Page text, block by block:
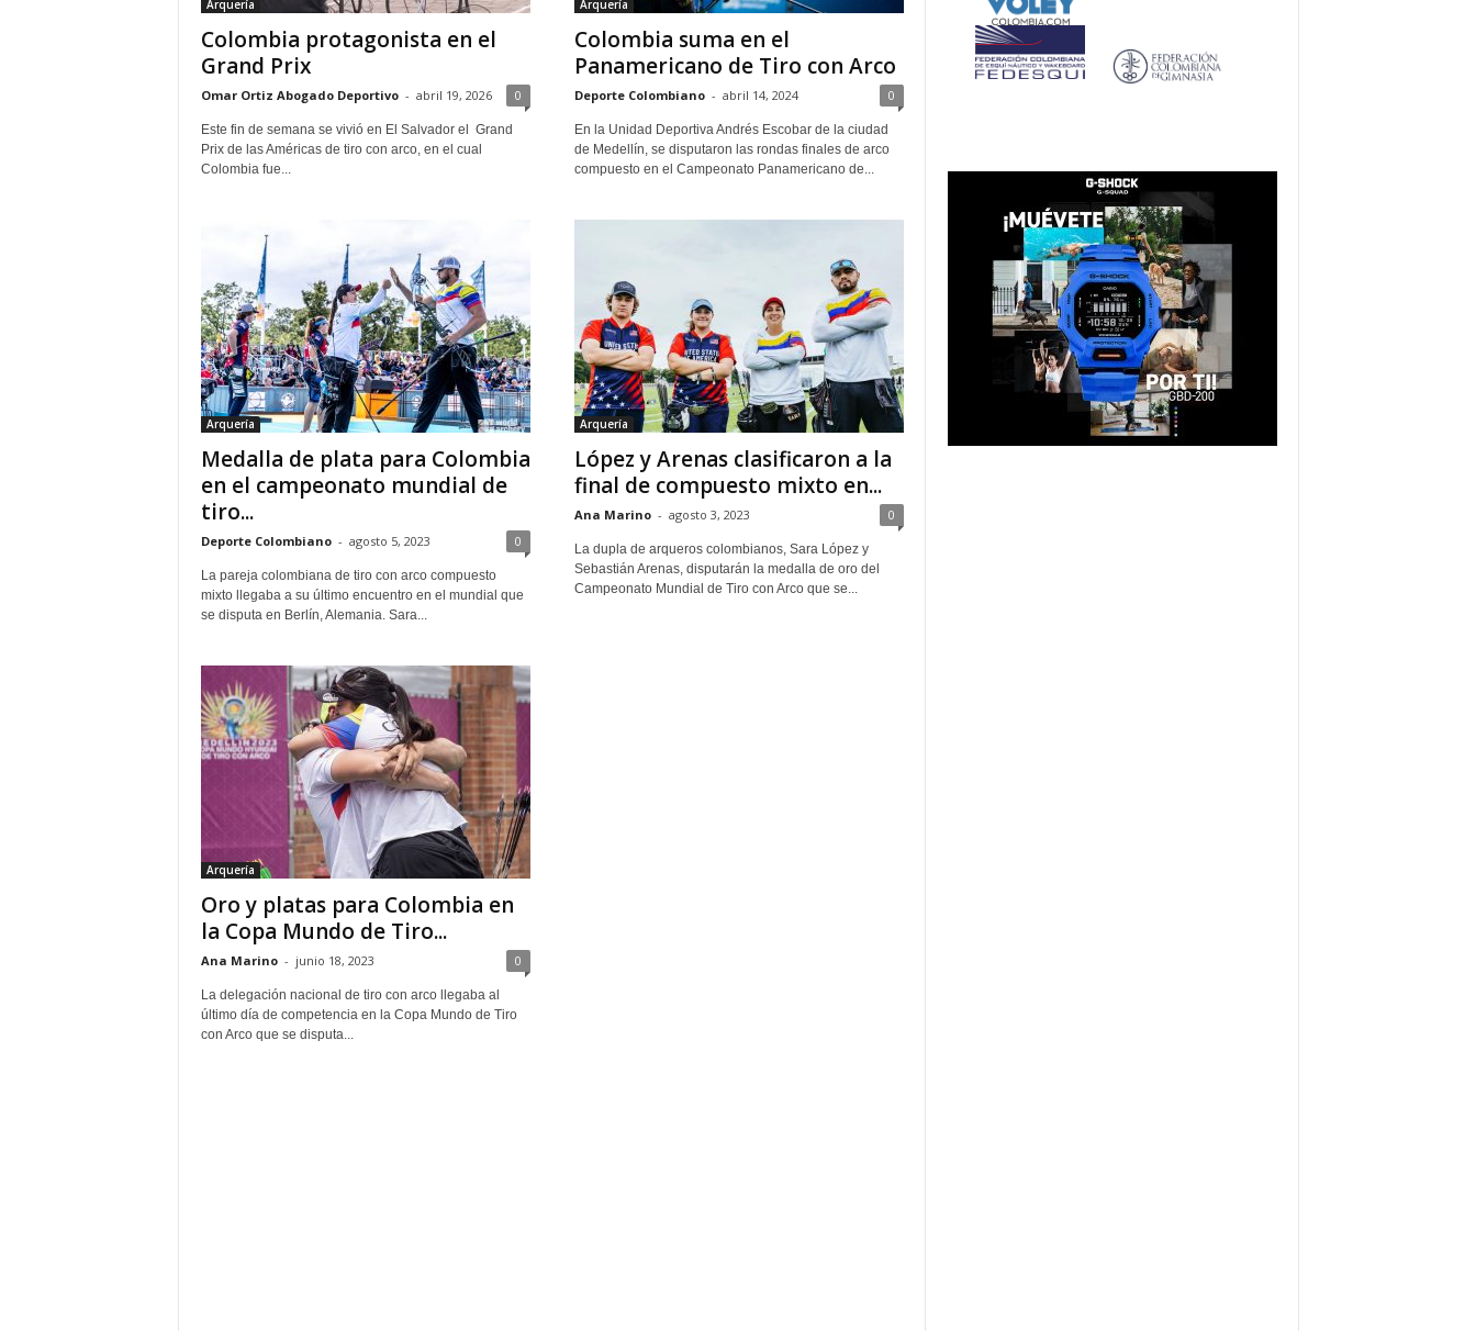
Arquería
Colombia protagonista en el
Grand Prix
Omar Ortiz Abogado Deportivo - abril 19, 2026 0
Este fin de semana se vivió en El Salvador el Grand
Prix de las Américas de tiro con arco, en el cual
Colombia fue...
Arquería
Colombia suma en el
Panamericano de Tiro con Arco
Deporte Colombiano - abril 14, 2024 0
En la Unidad Deportiva Andrés Escobar de la ciudad
de Medellín, se disputaron las rondas finales de arco
compuesto en el Campeonato Panamericano de...
Arquería
Medalla de plata para Colombia
en el campeonato mundial de
tiro...
Deporte Colombiano - agosto 5, 2023 0
La pareja colombiana de tiro con arco compuesto
mixto llegaba a su último encuentro en el mundial que
se disputa en Berlín, Alemania. Sara...
Arquería
López y Arenas clasificaron a la
final de compuesto mixto en...
Ana Marino - agosto 3, 2023 0
La dupla de arqueros colombianos, Sara López y
Sebastián Arenas, disputarán la medalla de oro del
Campeonato Mundial de Tiro con Arco que se...
Arquería
Oro y platas para Colombia en
la Copa Mundo de Tiro...
Ana Marino - junio 18, 2023 0
La delegación nacional de tiro con arco llegaba al
último día de competencia en la Copa Mundo de Tiro
con Arco que se disputa...